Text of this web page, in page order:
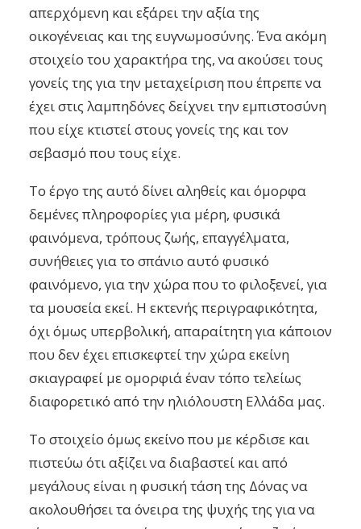
απερχόμενη και εξάρει την αξία της
οικογένειας και της ευγνωμοσύνης. Ένα ακόμη
στοιχείο του χαρακτήρα της, να ακούσει τους
γονείς της για την μεταχείριση που έπρεπε να
έχει στις λαμπηδόνες δείχνει την εμπιστοσύνη
που είχε κτιστεί στους γονείς της και τον
σεβασμό που τους είχε.
Το έργο της αυτό δίνει αληθείς και όμορφα
δεμένες πληροφορίες για μέρη, φυσικά
φαινόμενα, τρόπους ζωής, επαγγέλματα,
συνήθειες για το σπάνιο αυτό φυσικό
φαινόμενο, για την χώρα που το φιλοξενεί, για
τα μουσεία εκεί. Η εκτενής περιγραφικότητα,
όχι όμως υπερβολική, απαραίτητη για κάποιον
που δεν έχει επισκεφτεί την χώρα εκείνη
σκιαγραφεί με ομορφιά έναν τόπο τελείως
διαφορετικό από την ηλιόλουστη Ελλάδα μας.
Το στοιχείο όμως εκείνο που με κέρδισε και
πιστεύω ότι αξίζει να διαβαστεί και από
μεγάλους είναι η φυσική τάση της Δόνας να
ακολουθήσει τα όνειρα της ψυχής της για να